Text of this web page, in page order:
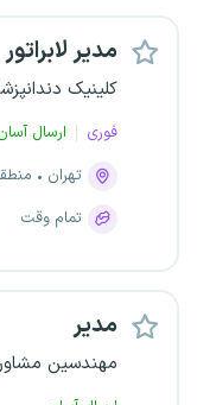
مدیر لابراتور
کلینیک
فوری
ارسال
تهران
منطقه ۸،
تمام وقت
مدیر
مهندسین